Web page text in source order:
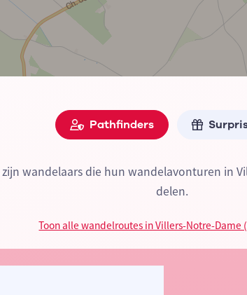
Pathfinders
wandelaars die hun wandelavonturen in
delen.
Toon alle wandelroutes in Villers-Notre-Dame